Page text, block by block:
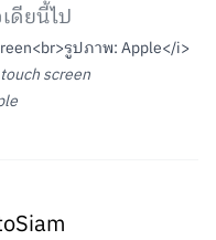
ดียนี้ไป
screen